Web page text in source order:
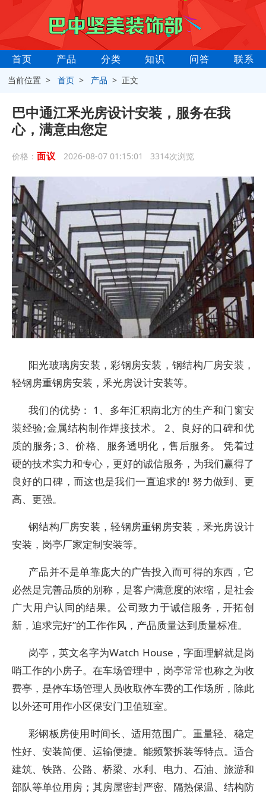
首页 产品 分类 知识 问答 联系
当前位置 >首页 > 产品 > 正文
巴中通江釆光房设计安装，服务在我
心，满意由您定
价格： 面议 2026-08-07 01:15:01 3314次浏览
阳光玻璃房安装，彩钢房安装，钢结构厂房安装，
轻钢房重钢房安装，釆光房设计安装等。
我们的优势： 1、多年汇积南北方的生产和门窗安
装经验;金属结构制作焊接技术。 2、良好的口碑和优
质的服务; 3、价格、服务透明化，售后服务。 凭着过
硬的技术实力和专心，更好的诚信服务，为我们赢得了
良好的口碑，而这也是我们一直追求的! 努力做到、更
高、更强。
钢结构厂房安装，轻钢房重钢房安装，釆光房设计
安装，岗亭厂家定制安装等。
产品并不是单靠庞大的广告投入而可得的东西，它
必然是完善品质的别称，是客户满意度的浓缩，是社会
广大用户认同的结果。公司致力于诚信服务，开拓创
新，追求完好”的工作作风，产品质量达到质量标准。
岗亭，英文名字为Watch House，字面理解就是岗
哨工作的小房子。在车场管理中，岗亭常常也称之为收
费亭，是停车场管理人员收取停车费的工作场所，除此
以外还可用作小区保安门卫值班室。
彩钢板房使用时间长、适用范围广。重量轻、稳定
性好、安装简便、运输便捷。能频繁拆装等特点。适合
建筑、铁路、公路、桥梁、水利、电力、石油、旅游和
部队等单位用房；其房屋密封严密、隔热保温、结构防